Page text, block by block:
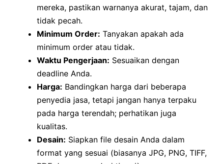
mereka, pastikan warnanya akurat, tajam, dan
tidak pecah.
Minimum Order: Tanyakan apakah ada
minimum order atau tidak.
Waktu Pengerjaan: Sesuaikan dengan
deadline Anda.
Harga: Bandingkan harga dari beberapa
penyedia jasa, tetapi jangan hanya terpaku
pada harga terendah; perhatikan juga
kualitas.
Desain: Siapkan file desain Anda dalam
format yang sesuai (biasanya JPG, PNG, TIFF,